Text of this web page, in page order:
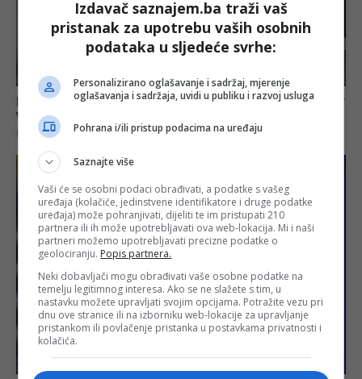
Izdavač saznajem.ba traži vaš
pristanak za upotrebu vaših osobnih
podataka u sljedeće svrhe:
Personalizirano oglašavanje i sadržaj, mjerenje
oglašavanja i sadržaja, uvidi u publiku i razvoj usluga
Pohrana i/ili pristup podacima na uređaju
Saznajte više
Vaši će se osobni podaci obrađivati, a podatke s vašeg
uređaja (kolačiće, jedinstvene identifikatore i druge podatke
uređaja) može pohranjivati, dijeliti te im pristupati 210
partnera ili ih može upotrebljavati ova web-lokacija. Mi i naši
partneri možemo upotrebljavati precizne podatke o
geolociranju. Popis partnera.
Neki dobavljači mogu obrađivati vaše osobne podatke na
temelju legitimnog interesa. Ako se ne slažete s tim, u
nastavku možete upravljati svojim opcijama. Potražite vezu pri
dnu ove stranice ili na izborniku web-lokacije za upravljanje
pristankom ili povlačenje pristanka u postavkama privatnosti i
kolačića.